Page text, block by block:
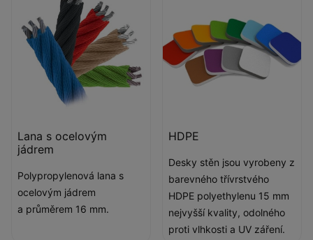
Lana s ocelovým
jádrem
Polypropylenová lana s
ocelovým jádrem
a průměrem 16 mm.
HDPE
Desky stěn jsou vyrobeny z
barevného třívrstvého
HDPE polyethylenu 15 mm
nejvyšší kvality, odolného
proti vlhkosti a UV záření.